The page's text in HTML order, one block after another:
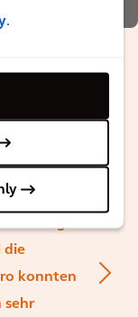
.
wir
ältere
zu
die
konnten
sehr